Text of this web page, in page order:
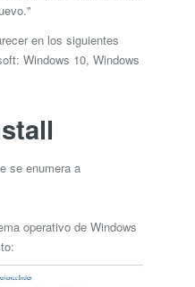
en los siguientes
Windows 10, Windows
se enumera a
operativo de Windows